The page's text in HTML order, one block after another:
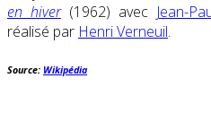
en hiver(1962) avec Jean-
réalisé par Henri Verneuil.
Source: Wikipédia